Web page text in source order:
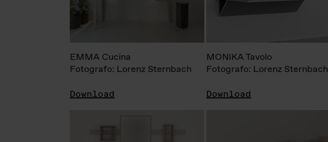
EMMA Cucina
Fotografo: Lorenz Sternbach
Download
MONIKA Tavolo
Fotografo: Lorenz Sternbach
Download